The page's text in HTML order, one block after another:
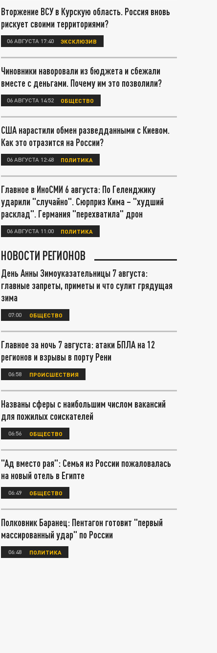
Вторжение ВСУ в Курскую область. Россия вновь
рискует своими территориями?
06 АВГУСТА 17:40 ЭКСКЛЮЗИВ
Чиновники наворовали из бюджета и сбежали
вместе с деньгами. Почему им это позволили?
06 АВГУСТА 14:52 ОБЩЕСТВО
США нарастили обмен разведданными с Киевом.
Как это отразится на России?
06 АВГУСТА 12:48 ПОЛИТИКА
Главное в ИноСМИ 6 августа: По Геленджику
ударили "случайно". Сюрприз Кима – "худший
расклад". Германия "перехватила" дрон
06 АВГУСТА 11:00 ПОЛИТИКА
НОВОСТИ РЕГИОНОВ
День Анны Зимоуказательницы 7 августа:
главные запреты, приметы и что сулит грядущая
зима
07:00 ОБЩЕСТВО
Главное за ночь 7 августа: атаки БПЛА на 12
регионов и взрывы в порту Рени
06:58 ПРОИСШЕСТВИЯ
Названы сферы с наибольшим числом вакансий
для пожилых соискателей
06:56 ОБЩЕСТВО
"Ад вместо рая": Семья из России пожаловалась
на новый отель в Египте
06:49 ОБЩЕСТВО
Полковник Баранец: Пентагон готовит "первый
массированный удар" по России
06:48 ПОЛИТИКА